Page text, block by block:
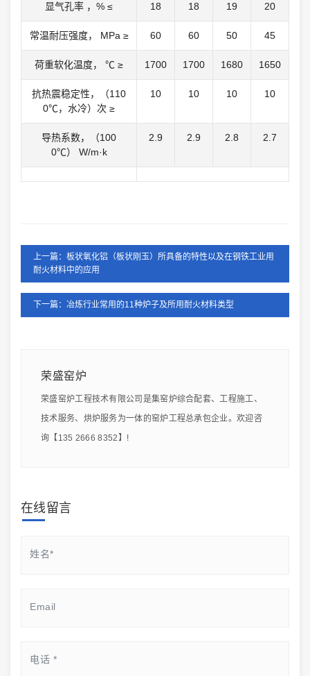
显气孔率 ，% ≤ 18 18 19 20
常温耐压强度， MPa ≥ 60 60 50 45
荷重软化温度， ℃ ≥ 1700 1700 1680 1650
抗热震稳定性，（110
0℃，水冷）次 ≥
10 10 10 10
导热系数，（100
0℃） W/m·k
2.9 2.9 2.8 2.7
上一篇：板状氧化铝（板状刚玉）所具备的特性以及在钢铁工业用
耐火材料中的应用
下一篇：冶炼行业常用的11种炉子及所用耐火材料类型
荣盛窑炉
荣盛窑炉工程技术有限公司是集窑炉综合配套、工程施工、
技术服务、烘炉服务为一体的窑炉工程总承包企业。欢迎咨
询【135 2666 8352】!
在线留言